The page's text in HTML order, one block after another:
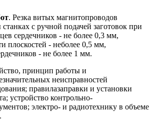
. Резка витых магнитопроводов
с ручной подачей заготовок при
сердечников - не более 0,3 мм,
плоскостей - неболее 0,5 мм,
- не более 1 мм.
принцип работы и
неисправностей
правилазаправки и установки
устройство контрольно-
электро- и радиотехнику в объеме